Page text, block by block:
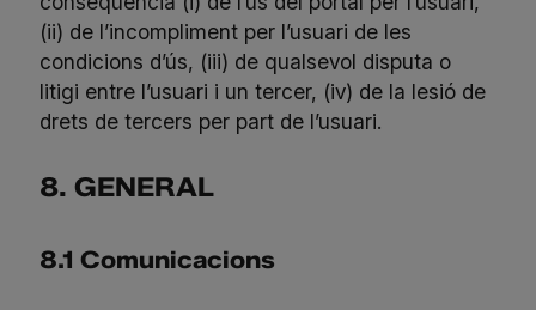
(ii) de l’incompliment per l’usuari de les
condicions d’ús, (iii) de qualsevol disputa o
litigi entre l’usuari i un tercer, (iv) de la lesió de
drets de tercers per part de l’usuari.
8. GENERAL
8.1 Comunicacions